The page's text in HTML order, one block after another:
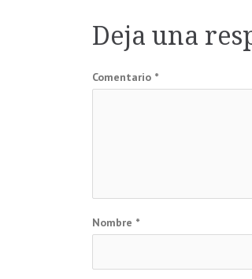
de
entradas
Deja una
Comentario *
Nombre *